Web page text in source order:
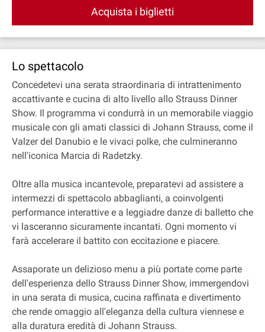
Acquista i biglietti
Lo spettacolo
Concedetevi una serata straordinaria di intrattenimento
accattivante e cucina di alto livello allo Strauss Dinner
Show. Il programma vi condurrà in un memorabile viaggio
musicale con gli amati classici di Johann Strauss, come il
Valzer del Danubio e le vivaci polke, che culmineranno
nell'iconica Marcia di Radetzky.
Oltre alla musica incantevole, preparatevi ad assistere a
intermezzi di spettacolo abbaglianti, a coinvolgenti
performance interattive e a leggiadre danze di balletto che
vi lasceranno sicuramente incantati. Ogni momento vi
farà accelerare il battito con eccitazione e piacere.
Assaporate un delizioso menu a più portate come parte
dell'esperienza dello Strauss Dinner Show, immergendovi
in una serata di musica, cucina raffinata e divertimento
che rende omaggio all'eleganza della cultura viennese e
alla duratura eredità di Johann Strauss.